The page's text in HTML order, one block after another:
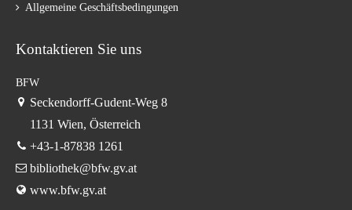
Allgemeine Geschäftsbedingungen
Kontaktieren Sie uns
BFW
Seckendorff-Gudent-Weg 8
1131 Wien, Österreich
+43-1-87838 1261
bibliothek@bfw.gv.at
www.bfw.gv.at